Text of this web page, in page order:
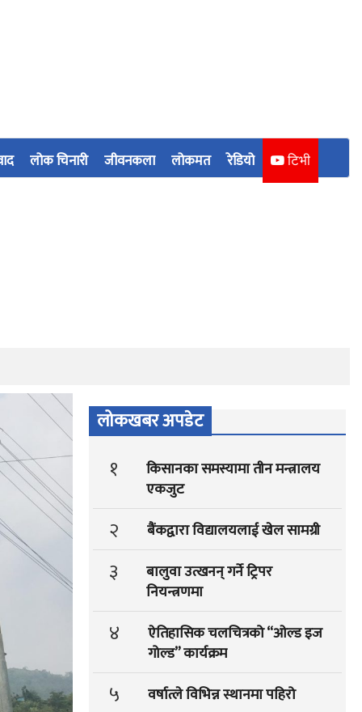
लोक चिनारी जीवनकला लोकमत रेडियो टिभी
लोकखबर अपडेट
१
किसानका समस्यामा तीन मन्त्रालय
एकजुट
२ बैंकद्वारा विद्यालयलाई खेल सामग्री
३
बालुवा उत्खनन् गर्ने ट्रिपर
नियन्त्रणमा
४
ऐतिहासिक चलचित्रको “ओल्ड इज
गोल्ड” कार्यक्रम
५ वर्षात्ले विभिन्न स्थानमा पहिरो